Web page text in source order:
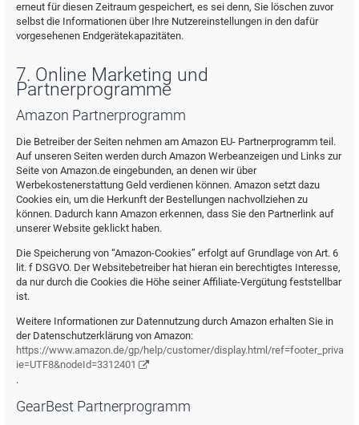
erneut für diesen Zeitraum gespeichert, es sei denn, Sie löschen zuvor
selbst die Informationen über Ihre Nutzereinstellungen in den dafür
vorgesehenen Endgerätekapazitäten.
7. Online Marketing und
Partnerprogramme
Amazon Partnerprogramm
Die Betreiber der Seiten nehmen am Amazon EU- Partnerprogramm teil.
Auf unseren Seiten werden durch Amazon Werbeanzeigen und Links zur
Seite von Amazon.de eingebunden, an denen wir über
Werbekostenerstattung Geld verdienen können. Amazon setzt dazu
Cookies ein, um die Herkunft der Bestellungen nachvollziehen zu
können. Dadurch kann Amazon erkennen, dass Sie den Partnerlink auf
unserer Website geklickt haben.
Die Speicherung von “Amazon-Cookies” erfolgt auf Grundlage von Art. 6
lit. f DSGVO. Der Websitebetreiber hat hieran ein berechtigtes Interesse,
da nur durch die Cookies die Höhe seiner Affiliate-Vergütung feststellbar
ist.
Weitere Informationen zur Datennutzung durch Amazon erhalten Sie in
der Datenschutzerklärung von Amazon:
https://www.amazon.de/gp/help/customer/display.html/ref=footer_privacy?
ie=UTF8&nodeId=3312401
.
GearBest Partnerprogramm